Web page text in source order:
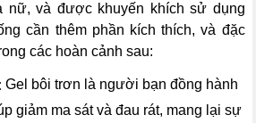
nữ, và được khuyến khích sử dụng
cần thêm phần kích thích, và đặc
các hoàn cảnh sau:
Gel bôi trơn là người bạn đồng hành
giảm ma sát và đau rát, mang lại sự